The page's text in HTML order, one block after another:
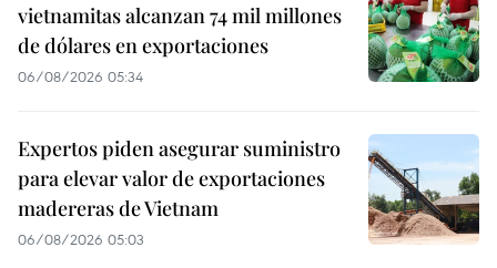
vietnamitas alcanzan 74 mil millones
de dólares en exportaciones
06/08/2026 05:34
Expertos piden asegurar suministro
para elevar valor de exportaciones
madereras de Vietnam
06/08/2026 05:03